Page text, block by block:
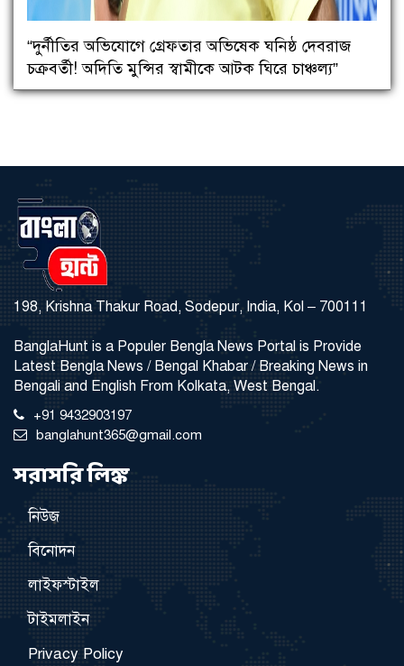
“দুর্নীতির অভিযোগে গ্রেফতার অভিষেক ঘনিষ্ঠ দেবরাজ
চক্রবর্তী! অদিতি মুন্সির স্বামীকে আটক ঘিরে চাঞ্চল্য”
198, Krishna Thakur Road, Sodepur, India, Kol – 700111
BanglaHunt is a Populer Bengla News Portal is Provide
Latest Bengla News / Bengal Khabar / Breaking News in
Bengali and English From Kolkata, West Bengal.
+91 9432903197
banglahunt365@gmail.com
সরাসরি লিঙ্ক
নিউজ
বিনোদন
লাইফস্টাইল
টাইমলাইন
Privacy Policy